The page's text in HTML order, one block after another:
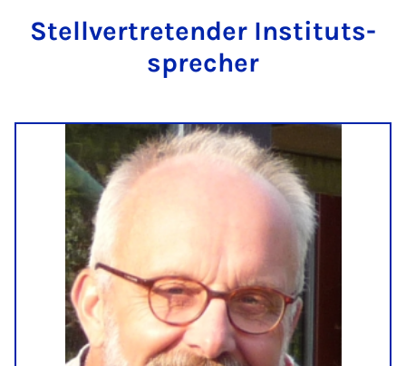
Stell­­ver­­tre­ten­­der In­­s­ti­tuts­
spre­cher